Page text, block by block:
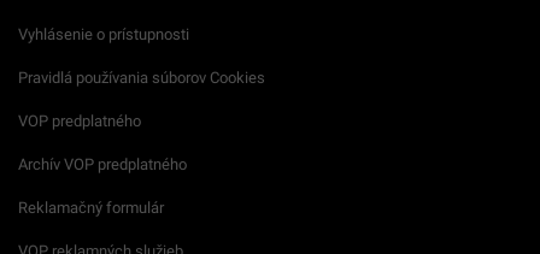
Vyhlásenie o prístupnosti
Pravidlá používania súborov Cookies
VOP predplatného
Archív VOP predplatného
Reklamačný formulár